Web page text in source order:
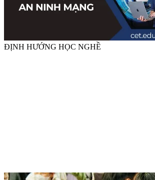
ĐỊNH HƯỚNG HỌC NGHỀ